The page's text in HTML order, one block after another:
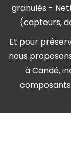
granulés -
(capteurs,
Et pour
nous
à Candé,